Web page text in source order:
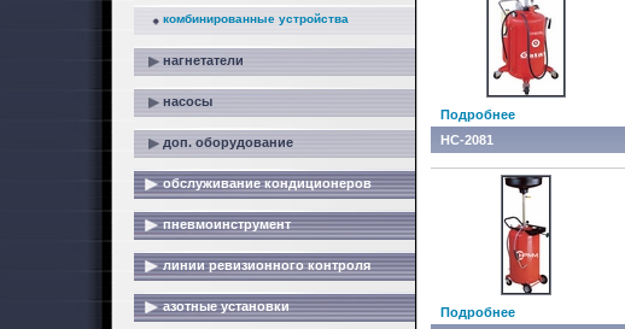
комбинированные устройства
нагнетатели
насосы
доп. оборудование
обслуживание кондиционеров
пневмоинструмент
линии ревизионного контроля
азотные установки
Подробнее
HC-2081
Подробнее